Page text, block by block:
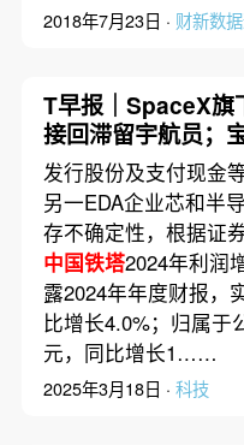
2018年7月23日 · 财新数
T早报｜SpaceX旗
接回滞留宇航员；
接入华为鸿蒙生态
2》进入全球票房
发行股份及支付现金
另一EDA企业芯和半
存不确定性，根据证
中国铁塔2024年利润
露2024年年度财报，
比增长4.0%；归属于
元，同比增长1……
2025年3月18日 · 科技